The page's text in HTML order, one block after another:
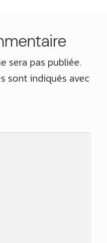
sera pas publiée.
sont indiqués avec